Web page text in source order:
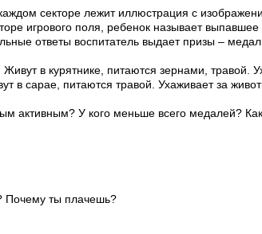
секторе лежит иллюстрация с
игрового поля, ребенок называет
ответы воспитатель выдает призы –
в курятнике, питаются зернами, травой.
в сарае, питаются травой. Ухаживает за
активным? У кого меньше всего медалей?
Почему ты плачешь?